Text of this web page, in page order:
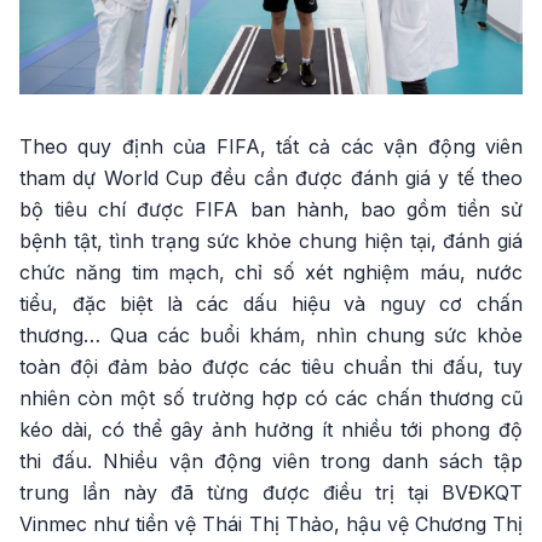
Theo quy định của FIFA, tất cả các vận động viên
tham dự World Cup đều cần được đánh giá y tế theo
bộ tiêu chí được FIFA ban hành, bao gồm tiền sử
bệnh tật, tình trạng sức khỏe chung hiện tại, đánh giá
chức năng tim mạch, chỉ số xét nghiệm máu, nước
tiểu, đặc biệt là các dấu hiệu và nguy cơ chấn
thương… Qua các buổi khám, nhìn chung sức khỏe
toàn đội đảm bảo được các tiêu chuẩn thi đấu, tuy
nhiên còn một số trường hợp có các chấn thương cũ
kéo dài, có thể gây ảnh hưởng ít nhiều tới phong độ
thi đấu. Nhiều vận động viên trong danh sách tập
trung lần này đã từng được điều trị tại BVĐKQT
Vinmec như tiền vệ Thái Thị Thảo, hậu vệ Chương Thị